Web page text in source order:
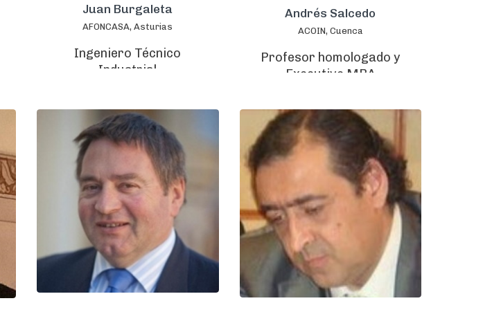
Juan Burgaleta
AFONCASA, Asturias
Ingeniero Técnico
Industrial
Andrés Salcedo
ACOIN, Cuenca
Profesor homologado y
Executive MBA